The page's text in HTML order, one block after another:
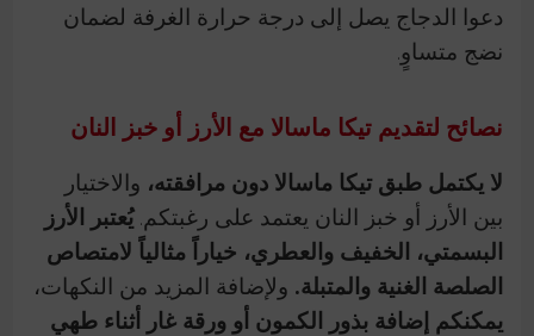
دعوا الدجاج يصل إلى درجة حرارة الغرفة لضمان
نضج متساوٍ.
نصائح لتقديم تيكا ماسالا مع الأرز أو خبز النان
لا يكتمل طبق تيكا ماسالا دون مرافقته، والاختيار
بين الأرز أو خبز النان يعتمد على رغبتكم.يُعتبر الأرز
البسمتي، الخفيف والعطري، خياراً مثالياً لامتصاص
الصلصة الغنية والمتبلة. ولإضافة المزيد من النكهات،
يمكنكم إضافة بذور الكمون أو ورقة غار أثناء طهي